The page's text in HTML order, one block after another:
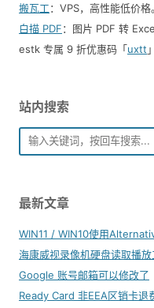
搬瓦工：VPS，高性能低价格。️
白描 PDF：图片 PDF 转
estk 专属 9 折优惠码「uxtt 」
站内搜索
最新文章
WIN11 / WIN10使用
海康威视录像机硬盘读取播
Google 账号邮箱可以修改了
Ready Card 非EEA区销卡退